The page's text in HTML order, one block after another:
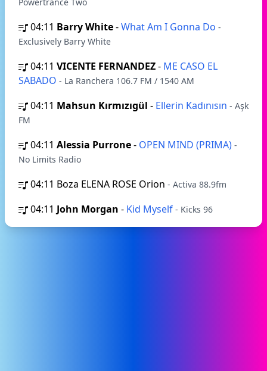
04:11 Barry White-What Am I Gonna Do -
Exclusively Barry White
04:11 VICENTE FERNANDEZ- ME CASO EL
SABADO - La Ranchera 106.7 FM / 1540 AM
04:11 Mahsun Kırmızıgül - Ellerin Kadınısın - Aşk
FM
04:11 Alessia Purrone- OPEN MIND (PRIMA) -
No Limits Radio
04:11 Boza ELENA ROSE Orion - Activa 88.9fm
04:11 John Morgan - Kid Myself - Kicks 96